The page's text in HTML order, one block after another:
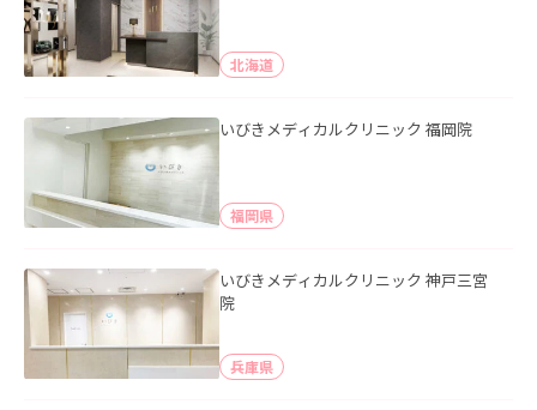
北海道
いびきメディカルクリニック 福岡院
福岡県
いびきメディカルクリニック 神戸三宮
院
兵庫県